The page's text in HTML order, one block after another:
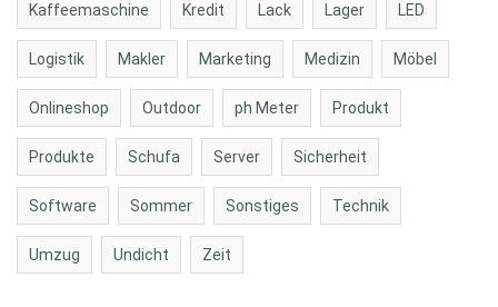
Kaffeemaschine Kredit Lack Lager LED
Logistik Makler Marketing Medizin Möbel
Onlineshop Outdoor ph Meter Produkt
Produkte Schufa Server Sicherheit
Software Sommer Sonstiges Technik
Umzug Undicht Zeit